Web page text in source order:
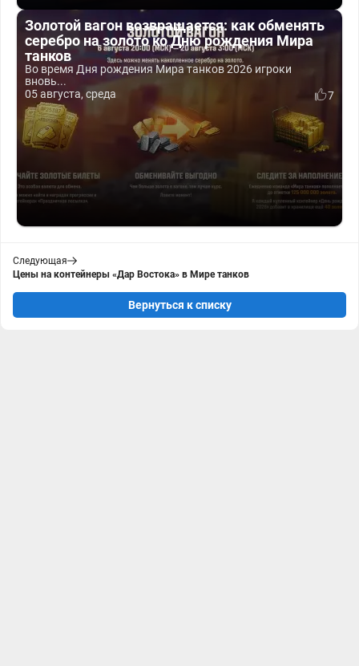
Золотой вагон возвращается: как обменять
серебро на золото ко Дню рождения Мира
танков
Во время Дня рождения Мира танков 2026 игроки
вновь...
05 августа, среда
7
Следующая
Цены на контейнеры «Дар Востока» в Мире танков
Вернуться к списку